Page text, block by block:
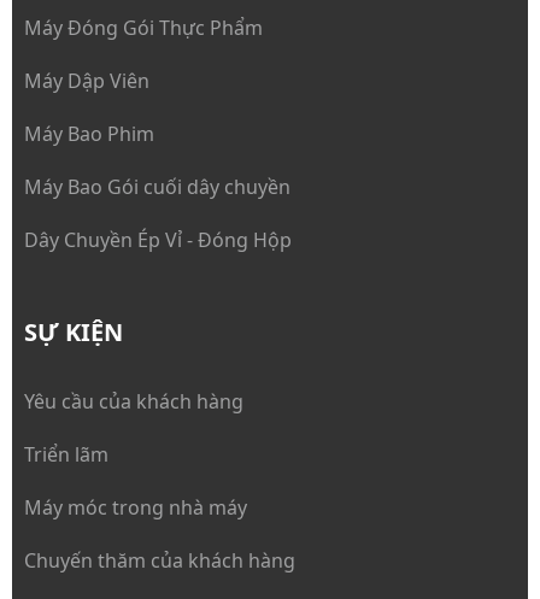
Máy Đóng Gói Thực Phẩm
Máy Dập Viên
Máy Bao Phim
Máy Bao Gói cuối dây chuyền
Dây Chuyền Ép Vỉ - Đóng Hộp
SỰ KIỆN
Yêu cầu của khách hàng
Triển lãm
Máy móc trong nhà máy
Chuyến thăm của khách hàng